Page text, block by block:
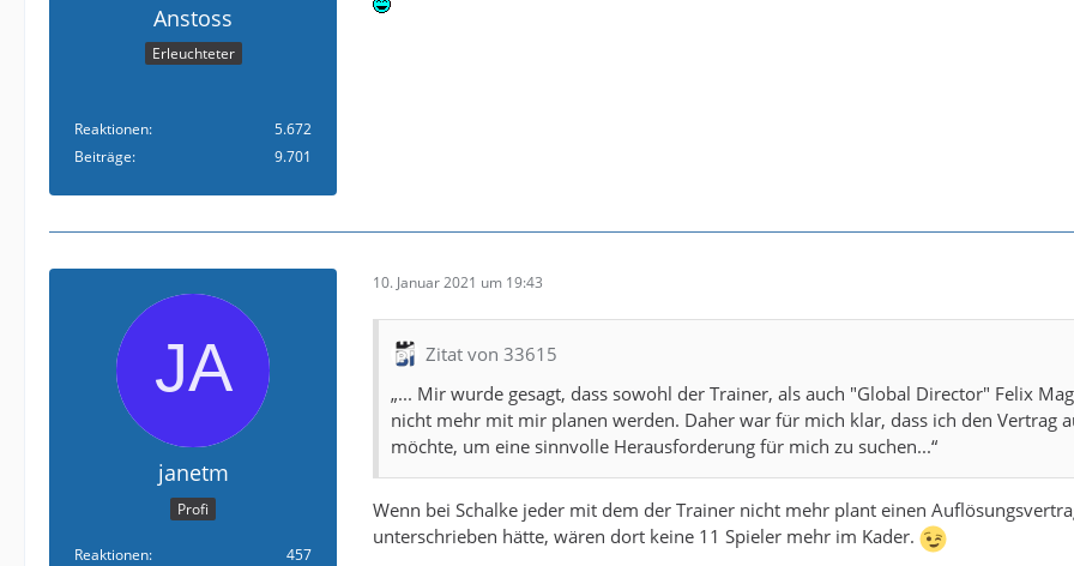
Anstoss
Erleuchteter
Reaktionen
5.672
Beiträge
9.701
janetm
Profi
Reaktionen
457
10. Januar 2021 um 19:43
Zitat von 33615
„... Mir wurde gesagt, dass sowohl der Trainer, als auch "Global Director" Felix
nicht mehr mit mir planen werden. Daher war für mich klar, dass ich den Vertrag
möchte, um eine sinnvolle Herausforderung für mich zu suchen...“
Wenn bei Schalke jeder mit dem der Trainer nicht mehr plant einen
unterschrieben hätte, wären dort keine 11 Spieler mehr im Kader.